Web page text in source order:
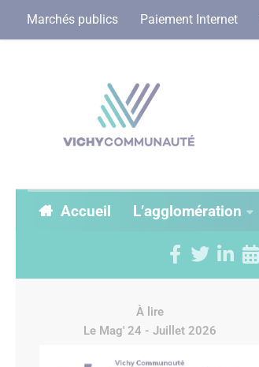
Marchés publics Paiement Internet
Accueil L’agglomération
À lire
Le Mag' 24 - Juillet 2026